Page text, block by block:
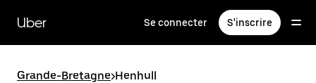
contenu
principal
Uber Se connecter S'inscrire
Grande-Bretagne>Henhull